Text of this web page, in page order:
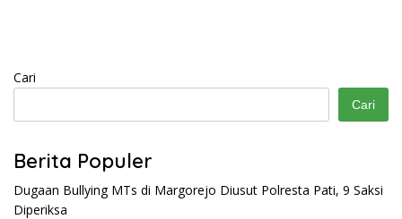
Cari
Cari
Berita Populer
Dugaan Bullying MTs di Margorejo Diusut Polresta Pati, 9 Saksi
Diperiksa